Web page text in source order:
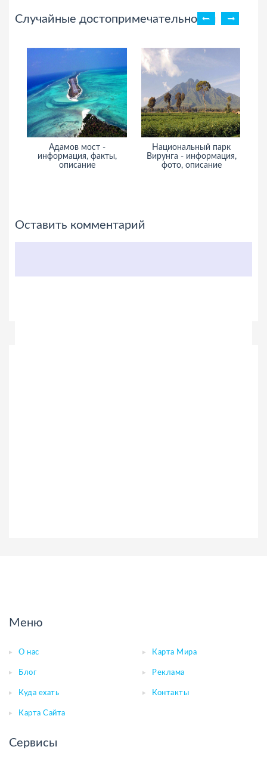
Случайные достопримечательности
факты,
Национальный парк
Вирунга - информация,
фото, описание
Некрополь
фото, информация,
описание
Оставить комментарий
Меню
О нас Карта Мира
Блог Реклама
Куда ехать Контакты
Карта Сайта
Сервисы